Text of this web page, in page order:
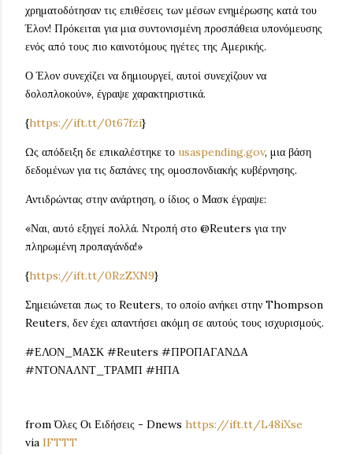
χρηματοδότησαν τις επιθέσεις των μέσων ενημέρωσης κατά του
Έλον! Πρόκειται για μια συντονισμένη προσπάθεια υπονόμευσης
ενός από τους πιο καινοτόμους ηγέτες της Αμερικής.
Ο Έλον συνεχίζει να δημιουργεί, αυτοί συνεχίζουν να
δολοπλοκούν», έγραψε χαρακτηριστικά.
{https://ift.tt/0t67fzi}
Ως απόδειξη δε επικαλέστηκε το usaspending.gov, μια βάση
δεδομένων για τις δαπάνες της ομοσπονδιακής κυβέρνησης.
Αντιδρώντας στην ανάρτηση, ο ίδιος ο Μασκ έγραψε:
«Ναι, αυτό εξηγεί πολλά. Ντροπή στο @Reuters για την
πληρωμένη προπαγάνδα!»
{https://ift.tt/0RzZXN9}
Σημειώνεται πως το Reuters, το οποίο ανήκει στην Thompson
Reuters, δεν έχει απαντήσει ακόμη σε αυτούς τους ισχυρισμούς.
#ΕΛΟΝ_ΜΑΣΚ #Reuters #ΠΡΟΠΑΓΑΝΔΑ
#ΝΤΟΝΑΛΝΤ_ΤΡΑΜΠ #ΗΠΑ
from Όλες Οι Ειδήσεις - Dnews https://ift.tt/L48iXse
via IFTTT